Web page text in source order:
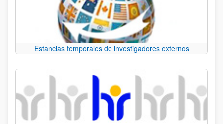
Estancias temporales de investigadores externos